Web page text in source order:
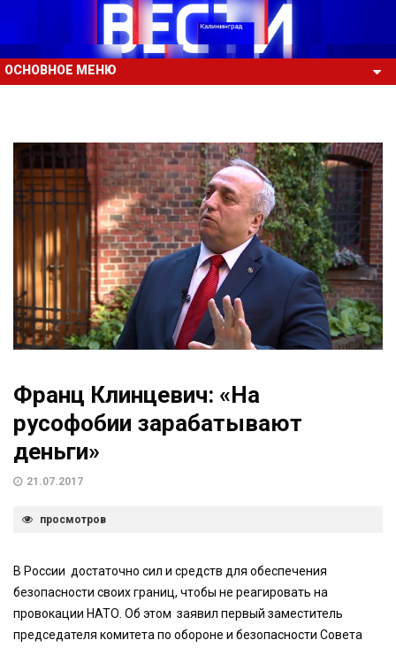
ОСНОВНОЕ МЕНЮ
Франц Клинцевич: «На
русофобии зарабатывают
деньги»
21.07.2017
просмотров
В России достаточно сил и средств для обеспечения
безопасности своих границ, чтобы не реагировать на
провокации НАТО. Об этом заявил первый заместитель
председателя комитета по обороне и безопасности Совета